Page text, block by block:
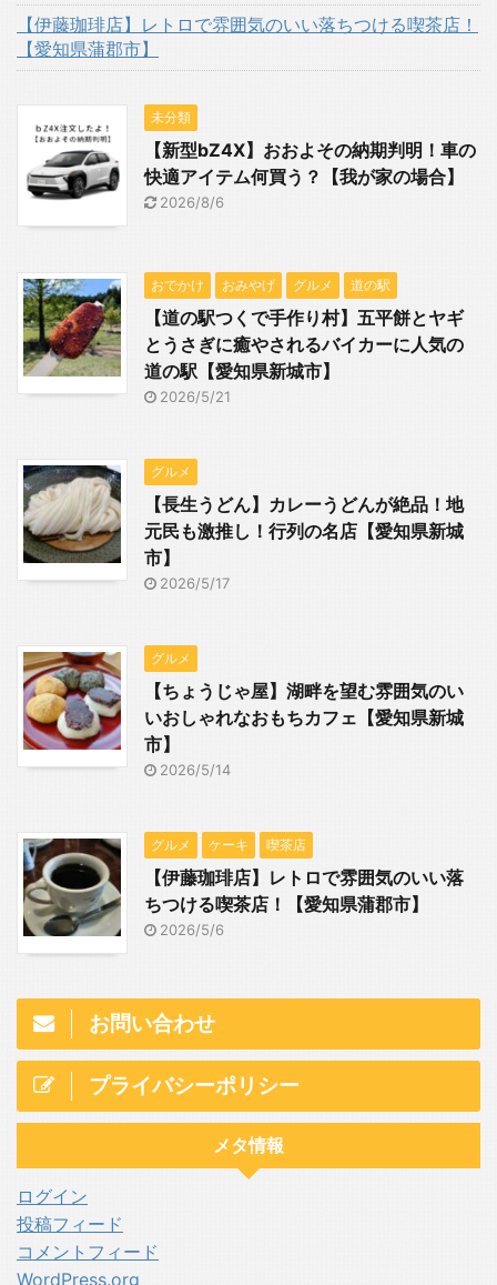
【伊藤珈琲店】レトロで雰囲気のいい落ちつける喫茶店！
【愛知県蒲郡市】
未分類
【新型bZ4X】おおよその納期判明！車の
快適アイテム何買う？【我が家の場合】
2026/8/6
おでかけ おみやげ グルメ 道の駅
【道の駅つくで手作り村】五平餅とヤギ
とうさぎに癒やされるバイカーに人気の
道の駅【愛知県新城市】
2026/5/21
グルメ
【長生うどん】カレーうどんが絶品！地
元民も激推し！行列の名店【愛知県新城
市】
2026/5/17
グルメ
【ちょうじゃ屋】湖畔を望む雰囲気のい
いおしゃれなおもちカフェ【愛知県新城
市】
2026/5/14
グルメ ケーキ 喫茶店
【伊藤珈琲店】レトロで雰囲気のいい落
ちつける喫茶店！【愛知県蒲郡市】
2026/5/6
お問い合わせ
プライバシーポリシー
メタ情報
ログイン
投稿フィード
コメントフィード
WordPress.org